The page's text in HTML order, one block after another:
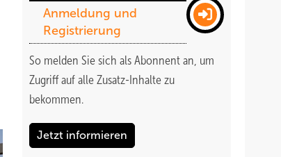
Anmeldung und
Registrierung
So melden Sie sich als Abonnent an, um
Zugriff auf alle Zusatz-Inhalte zu
bekommen.
Jetzt informieren